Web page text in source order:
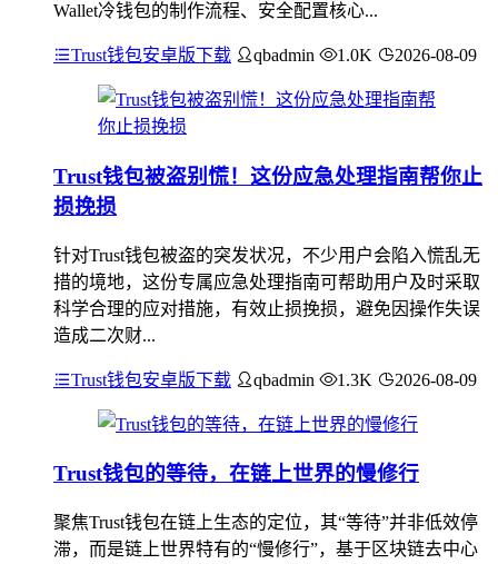
Wallet冷钱包的制作流程、安全配置核心...
Trust钱包安卓版下载 qbadmin 1.0K 2026-08-09
Trust钱包被盗别慌！这份应急处理指南帮你止
损挽损
针对Trust钱包被盗的突发状况，不少用户会陷入慌乱无
措的境地，这份专属应急处理指南可帮助用户及时采取
科学合理的应对措施，有效止损挽损，避免因操作失误
造成二次财...
Trust钱包安卓版下载 qbadmin 1.3K 2026-08-09
Trust钱包的等待，在链上世界的慢修行
聚焦Trust钱包在链上生态的定位，其“等待”并非低效停
滞，而是链上世界特有的“慢修行”，基于区块链去中心